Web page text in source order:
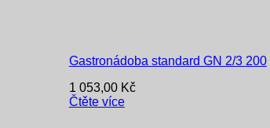
Gastronádoba standard GN 2/3 200
1 053,00 Kč
Čtěte více